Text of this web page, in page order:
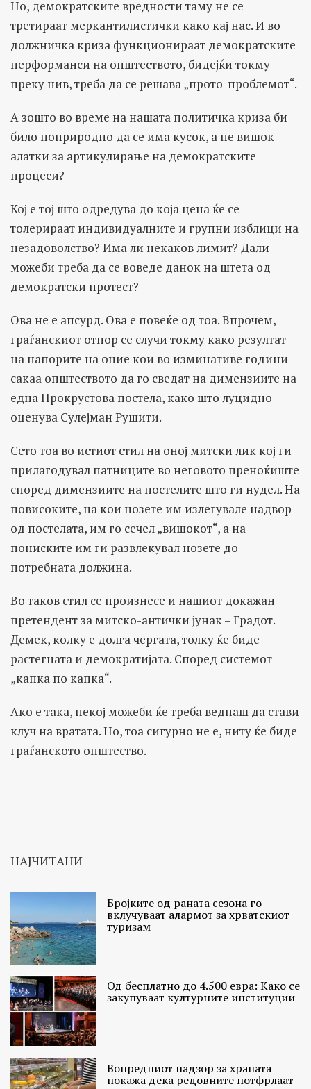
Но, демократските вредности таму не се
третираат меркантилистички како кај нас. И во
должничка криза функционираат демократските
перформанси на општеството, бидејќи токму
преку нив, треба да се решава „прото-проблемот“.
А зошто во време на нашата политичка криза би
било поприродно да се има кусок, а не вишок
алатки за артикулирање на демократските
процеси?
Кој е тој што одредува до која цена ќе се
толерираат индивидуалните и групни изблици на
незадоволство? Има ли некаков лимит? Дали
можеби треба да се воведе данок на штета од
демократски протест?
Ова не е апсурд. Ова е повеќе од тоа. Впрочем,
граѓанскиот отпор се случи токму како резултат
на напорите на оние кои во изминативе години
сакаа општеството да го сведат на димензиите на
една Прокрустова постела, како што луцидно
оценува Сулејман Рушити.
Сето тоа во истиот стил на оној митски лик кој ги
прилагодувал патниците во неговото преноќиште
според димензиите на постелите што ги нудел. На
повисоките, на кои нозете им излегувале надвор
од постелата, им го сечел „вишокот“, а на
пониските им ги развлекувал нозете до
потребната должина.
Во таков стил се произнесе и нашиот докажан
претендент за митско-антички јунак – Градот.
Демек, колку е долга чергата, толку ќе биде
растегната и демократијата. Според системот
„капка по капка“.
Ако е така, некој можеби ќе треба веднаш да стави
клуч на вратата. Но, тоа сигурно не е, ниту ќе биде
граѓанското општество.
НАЈЧИТАНИ
Бројките од раната сезона го
вклучуваат алармот за хрватскиот
туризам
Од бесплатно до 4.500 евра: Како се
закупуваат културните институции
Вонредниот надзор за храната
покажа дека редовните потфрлаат